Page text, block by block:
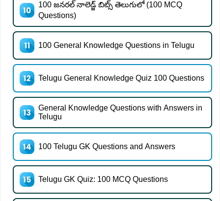
100 జనరల్ నాలెడ్జ్ బిట్స్ తెలుగులో (100 MCQ
Questions)
100 General Knowledge Questions in Telugu
Telugu General Knowledge Quiz 100 Questions
General Knowledge Questions with Answers in
Telugu
100 Telugu GK Questions and Answers
Telugu GK Quiz: 100 MCQ Questions